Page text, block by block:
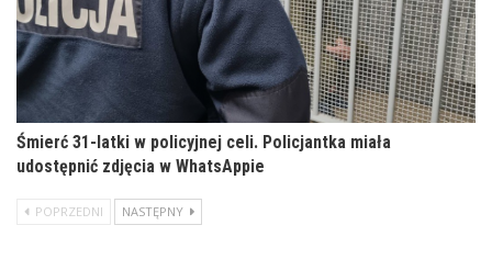
Śmierć 31-latki w policyjnej celi. Policjantka miała
udostępnić zdjęcia w WhatsAppie
POPRZEDNI NASTĘPNY